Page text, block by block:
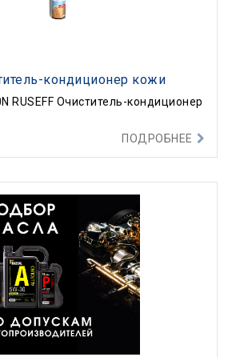
кондиционер кожи
RUSEFF Очиститель-кондиционер
ПОДРОБНЕЕ